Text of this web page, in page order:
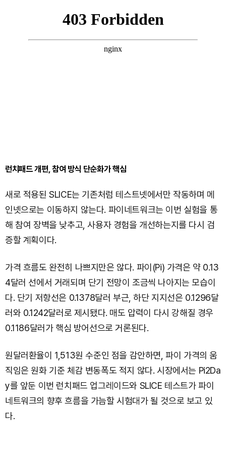
런치패드 개편, 참여 방식 단순화가 핵심
새로 적용된 SLICE는 기존처럼 테스트넷에서만 작동하며 메
인넷으로는 이동하지 않는다. 파이네트워크는 이번 실험을 통
해 참여 장벽을 낮추고, 사용자 경험을 개선하는지를 다시 검
증할 계획이다.
가격 흐름도 완전히 나쁘지만은 않다. 파이(Pi) 가격은 약 0.13
4달러 선에서 거래되며 단기 전망이 조금씩 나아지는 모습이
다. 단기 저항선은 0.1378달러 부근, 하단 지지선은 0.1296달
러와 0.1242달러로 제시됐다. 매도 압력이 다시 강해질 경우
0.1186달러가 핵심 방어선으로 거론된다.
원달러환율이 1,513원 수준인 점을 감안하면, 파이 가격의 움
직임은 원화 기준 체감 변동폭도 적지 않다. 시장에서는 Pi2Da
y를 앞둔 이번 런치패드 업그레이드와 SLICE 테스트가 파이
네트워크의 향후 흐름을 가늠할 시험대가 될 것으로 보고 있
다.